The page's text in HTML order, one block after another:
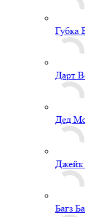
Губка
Дарт
Дед
Джейк
Багз